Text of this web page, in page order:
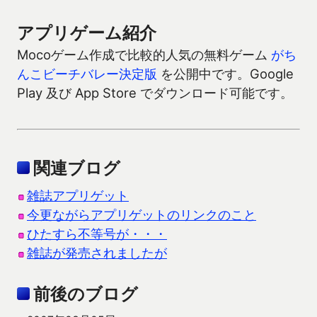
アプリゲーム紹介
Mocoゲーム作成で比較的人気の無料ゲーム がち
んこビーチバレー決定版 を公開中です。Google
Play 及び App Store でダウンロード可能です。
関連ブログ
雑誌アプリゲット
今更ながらアプリゲットのリンクのこと
ひたすら不等号が・・・
雑誌が発売されましたが
前後のブログ